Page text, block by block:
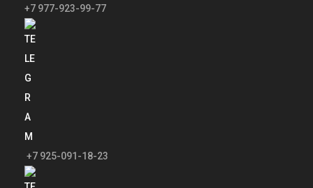
+7 977-923-99-77
+7 925-091-18-23